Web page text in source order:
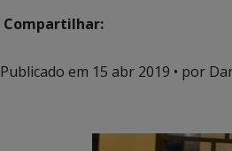
Compartilhar:
Publicado em 15 abr 2019 • por